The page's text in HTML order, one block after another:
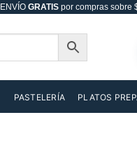
ENVÍO GRATISpor compras sobre
PASTELERÍA PLATOS